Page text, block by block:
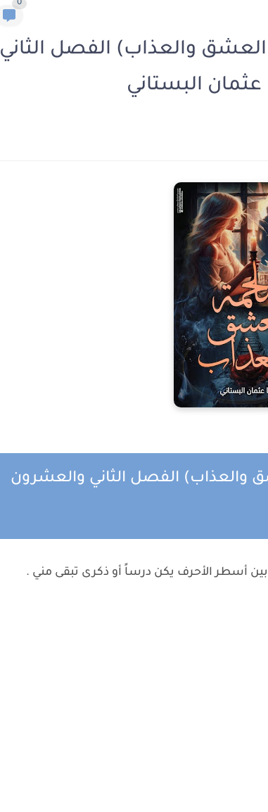
0
العشق والعذاب) الفصل الثاني
والعذاب) الفصل الثاني والعشرون
أسطر الأحرف يكن درساً أو ذكرى تبقى مني .